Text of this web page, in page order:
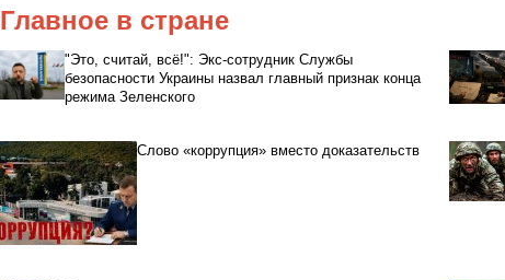
Главное в стране
"Это, считай, всё!": Экс-сотрудник Службы
безопасности Украины назвал главный признак конца
режима Зеленского
Слово «коррупция» вместо доказательств